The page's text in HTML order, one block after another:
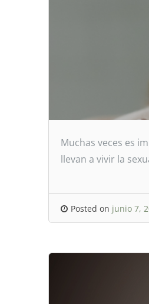
Muchas veces es
llevan a vivir la
Posted on junio 7,